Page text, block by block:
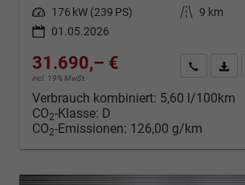
Leistung 176 kW (239 PS) Kilometerstand 9 km
01.05.2026
31.690,– €
incl. 19% MwSt.
Kontakt
Verbrauch kombiniert: 5,60 l/100km
CO2-Klasse: D
CO2-Emissionen: 126,00 g/km